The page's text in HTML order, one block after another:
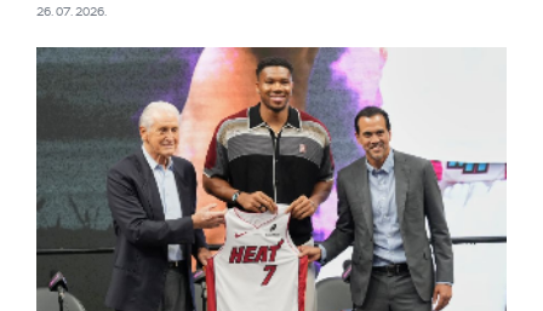
26. 07. 2026.